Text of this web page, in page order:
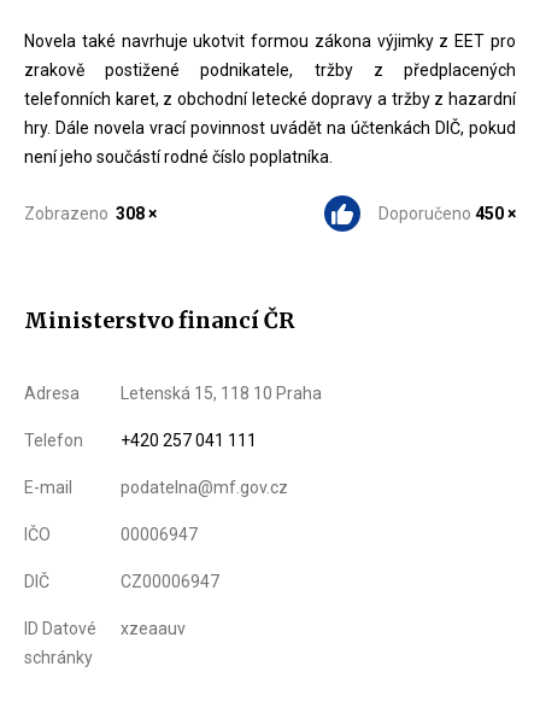
Novela také navrhuje ukotvit formou zákona výjimky z EET pro
zrakově postižené podnikatele, tržby z předplacených
telefonních karet, z obchodní letecké dopravy a tržby z hazardní
hry. Dále novela vrací povinnost uvádět na účtenkách DIČ, pokud
není jeho součástí rodné číslo poplatníka.
Zobrazeno 308 × Doporučeno 450 ×
Ministerstvo financí ČR
Adresa Letenská 15, 118 10 Praha
Telefon +420 257 041 111
E-mail podatelna@mf.gov.cz
IČO 00006947
DIČ CZ00006947
ID Datové
schránky
xzeaauv